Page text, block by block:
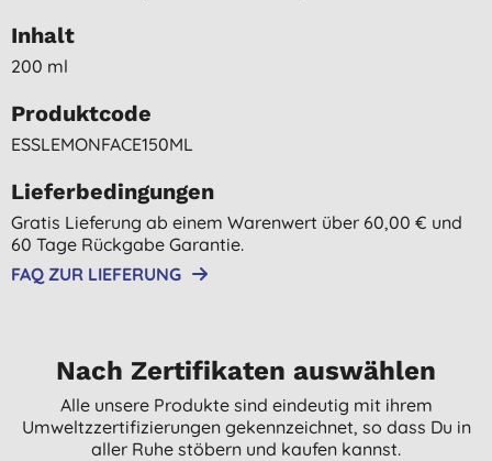
Inhalt
200 ml
Produktcode
ESSLEMONFACE150ML
Lieferbedingungen
Gratis Lieferung ab einem Warenwert über 60,00 € und
60 Tage Rückgabe Garantie.
FAQ ZUR LIEFERUNG
Nach Zertifikaten auswählen
Alle unsere Produkte sind eindeutig mit ihrem
Umweltzzertifizierungen gekennzeichnet, so dass Du in
aller Ruhe stöbern und kaufen kannst.